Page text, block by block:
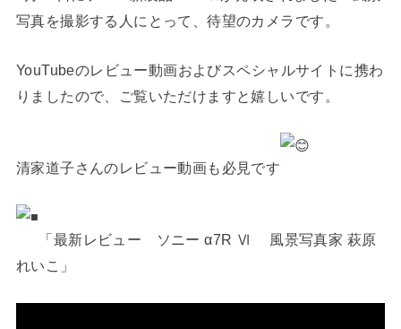
写真を撮影する人にとって、待望のカメラです。
YouTubeのレビュー動画およびスペシャルサイトに携わ
りましたので、ご覧いただけますと嬉しいです。
清家道子さんのレビュー動画も必見です
「最新レビュー ソニー α7R Ⅵ 風景写真家 萩原
れいこ」